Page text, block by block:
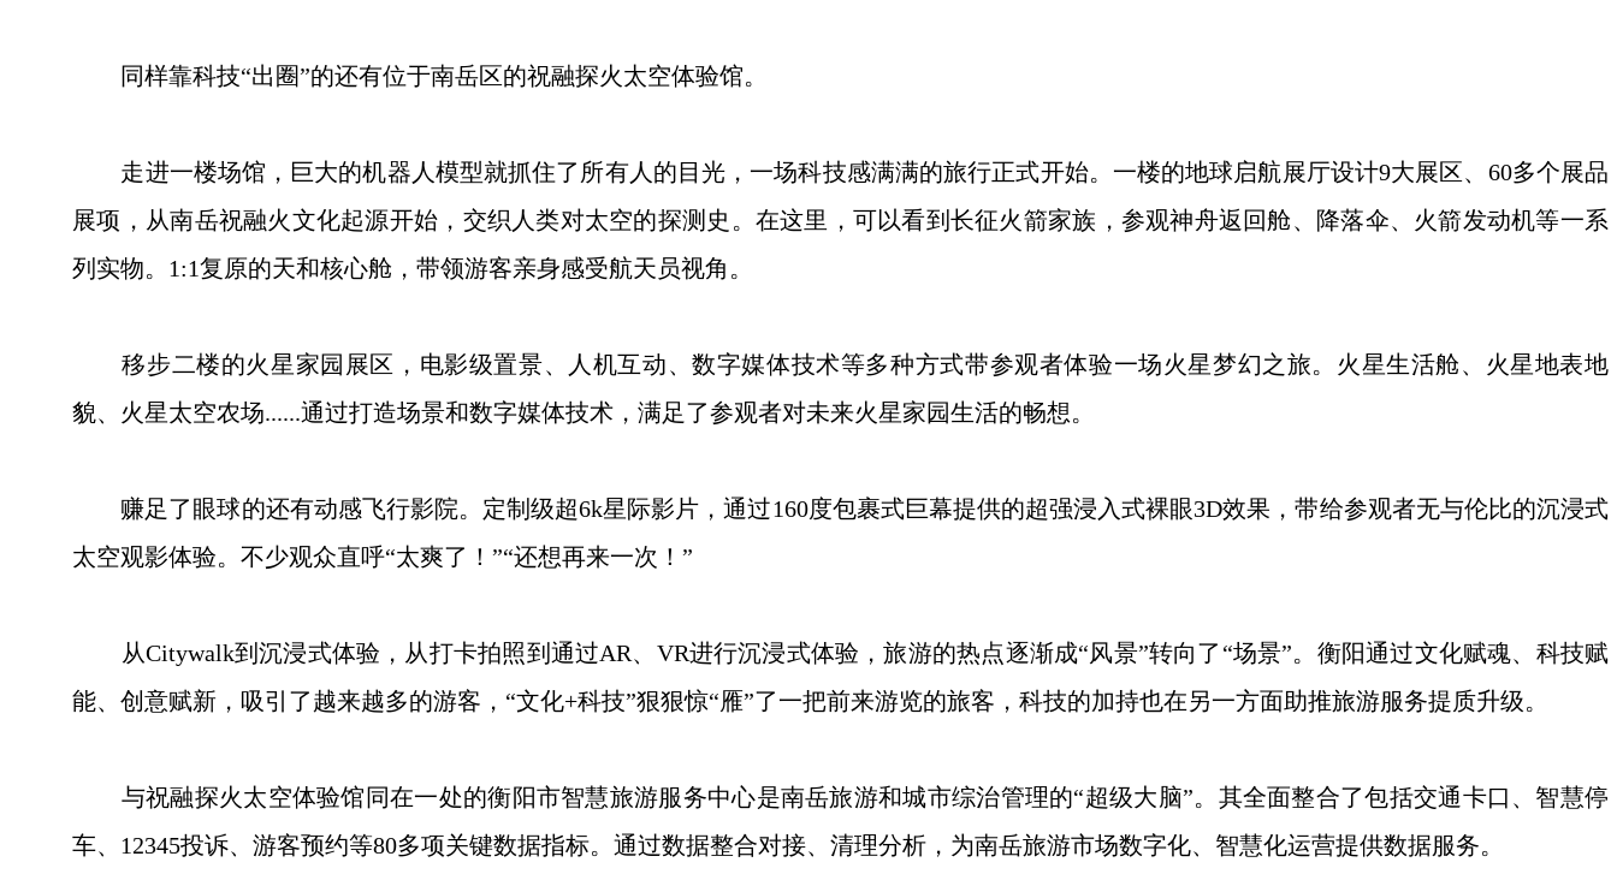
同样靠科技“出圈”的还有位于南岳区的祝融探火太空体验馆。
走进一楼场馆，巨大的机器人模型就抓住了所有人的目光，一场科技感满满的旅行正式开始。一楼的地球启航展厅设计9大展区、60多个展品
展项，从南岳祝融火文化起源开始，交织人类对太空的探测史。在这里，可以看到长征火箭家族，参观神舟返回舱、降落伞、火箭发动机等一系
列实物。1:1复原的天和核心舱，带领游客亲身感受航天员视角。
移步二楼的火星家园展区，电影级置景、人机互动、数字媒体技术等多种方式带参观者体验一场火星梦幻之旅。火星生活舱、火星地表地
貌、火星太空农场......通过打造场景和数字媒体技术，满足了参观者对未来火星家园生活的畅想。
赚足了眼球的还有动感飞行影院。定制级超6k星际影片，通过160度包裹式巨幕提供的超强浸入式裸眼3D效果，带给参观者无与伦比的沉浸式
太空观影体验。不少观众直呼“太爽了！”“还想再来一次！”
从Citywalk到沉浸式体验，从打卡拍照到通过AR、VR进行沉浸式体验，旅游的热点逐渐成“风景”转向了“场景”。衡阳通过文化赋魂、科技赋
能、创意赋新，吸引了越来越多的游客，“文化+科技”狠狠惊“雁”了一把前来游览的旅客，科技的加持也在另一方面助推旅游服务提质升级。
与祝融探火太空体验馆同在一处的衡阳市智慧旅游服务中心是南岳旅游和城市综治管理的“超级大脑”。其全面整合了包括交通卡口、智慧停
车、12345投诉、游客预约等80多项关键数据指标。通过数据整合对接、清理分析，为南岳旅游市场数字化、智慧化运营提供数据服务。